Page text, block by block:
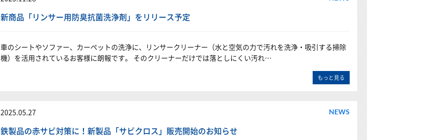
新商品「リンサー用防臭抗菌洗浄剤」をリリース予定
車のシートやソファー、カーペットの洗浄に、リンサークリーナー（水と空気の力で汚れを洗浄・吸引する掃除
機）を活用されているお客様に朗報です。 そのクリーナーだけでは落としにくい汚れ…
もっと見る
2025.05.27 NEWS
鉄製品の赤サビ対策に！新製品「サビクロス」販売開始のお知らせ